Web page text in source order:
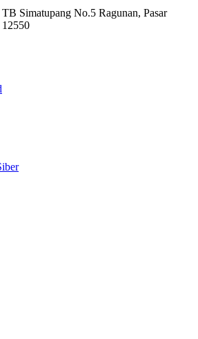
Simatupang No.5 Ragunan, Pasar
12550